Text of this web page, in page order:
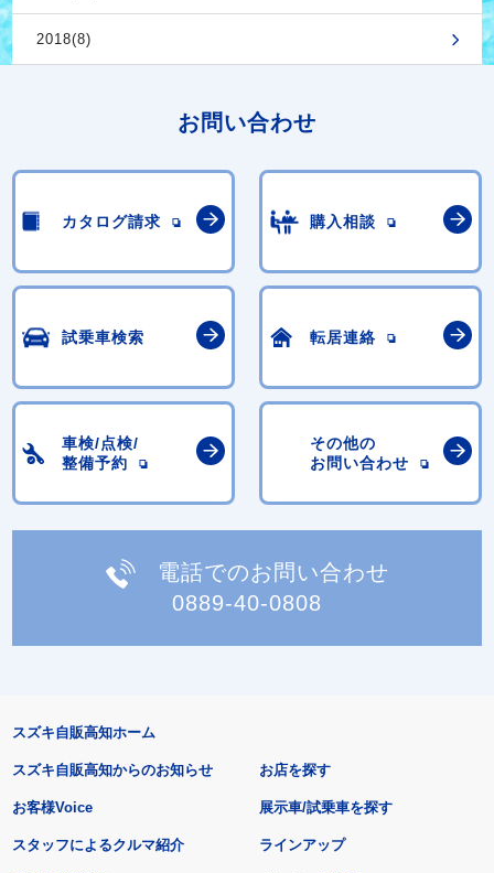
2018(8)
お問い合わせ
カタログ請求 購入相談
試乗車検索 転居連絡
車検/点検/
整備予約
その他の
お問い合わせ
電話でのお問い合わせ
0889-40-0808
スズキ自販高知ホーム
スズキ自販高知からのお知らせ
お客様Voice
スタッフによるクルマ紹介
お店を探す
展示車/試乗車を探す
ラインアップ